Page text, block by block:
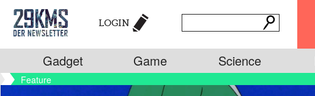
LOGIN
Gadget Game Science
Feature